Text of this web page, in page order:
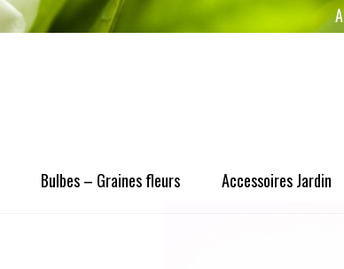
Bulbes – Graines fleurs Accessoires Jardin